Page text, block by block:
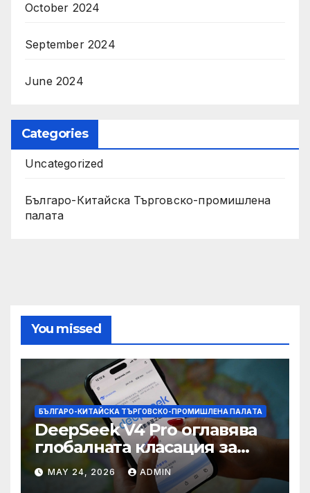
October 2024
September 2024
June 2024
Categories
Uncategorized
Българо-Китайска Търговско-промишлена
палaта
You missed
БЪЛГАРО-КИТАЙСКА ТЪРГОВСКО-ПРОМИШЛЕНА ПАЛAТА
DeepSeek V4 Pro оглавява
глобалната класация за
печалба след 75%
намаление на цената
MAY 24, 2026 ADMIN